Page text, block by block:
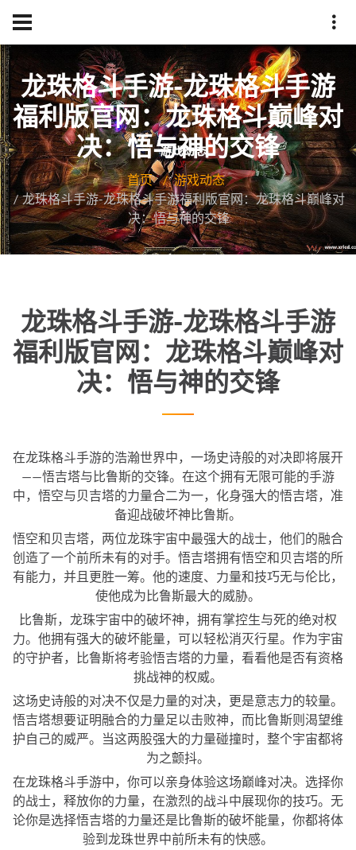
龙珠格斗手游-龙珠格斗手游
福利版官网：龙珠格斗巅峰对
决：悟与神的交锋
首页
游戏动态
龙珠格斗手游-龙珠格斗手游福利版官网：龙珠格斗巅峰对
决：悟与神的交锋
龙珠格斗手游-龙珠格斗手游
福利版官网：龙珠格斗巅峰对
决：悟与神的交锋
在龙珠格斗手游的浩瀚世界中，一场史诗般的对决即将展开
——悟吉塔与比鲁斯的交锋。在这个拥有无限可能的手游
中，悟空与贝吉塔的力量合二为一，化身强大的悟吉塔，准
备迎战破坏神比鲁斯。
悟空和贝吉塔，两位龙珠宇宙中最强大的战士，他们的融合
创造了一个前所未有的对手。悟吉塔拥有悟空和贝吉塔的所
有能力，并且更胜一筹。他的速度、力量和技巧无与伦比，
使他成为比鲁斯最大的威胁。
比鲁斯，龙珠宇宙中的破坏神，拥有掌控生与死的绝对权
力。他拥有强大的破坏能量，可以轻松消灭行星。作为宇宙
的守护者，比鲁斯将考验悟吉塔的力量，看看他是否有资格
挑战神的权威。
这场史诗般的对决不仅是力量的对决，更是意志力的较量。
悟吉塔想要证明融合的力量足以击败神，而比鲁斯则渴望维
护自己的威严。当这两股强大的力量碰撞时，整个宇宙都将
为之颤抖。
在龙珠格斗手游中，你可以亲身体验这场巅峰对决。选择你
的战士，释放你的力量，在激烈的战斗中展现你的技巧。无
论你是选择悟吉塔的力量还是比鲁斯的破坏能量，你都将体
验到龙珠世界中前所未有的快感。